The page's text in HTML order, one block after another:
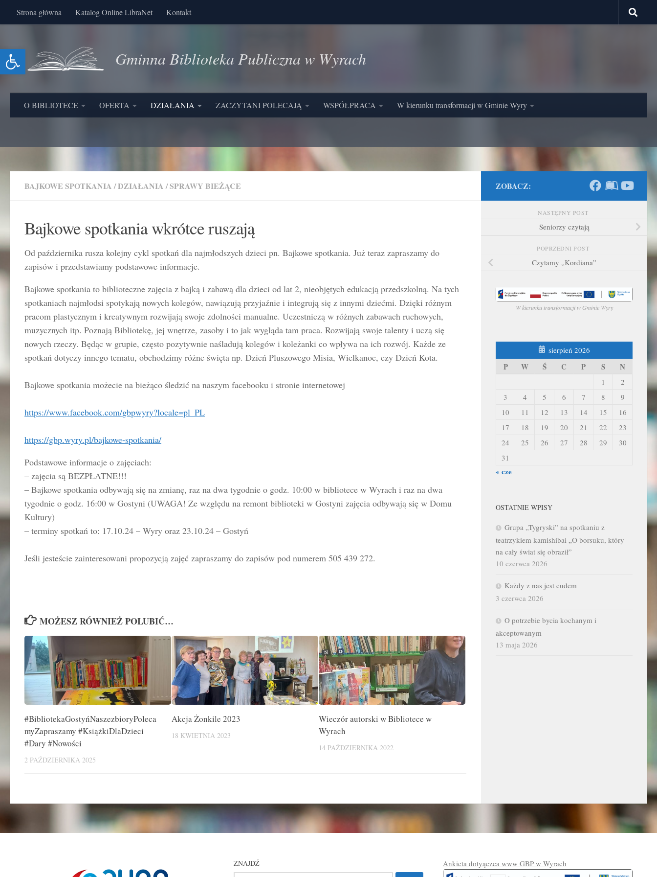
Otwórz pasek narzędzi
Skip to content
Strona główna Katalog Online LibraNet Kontakt
Gminna Biblioteka Publiczna w Wyrach
O BIBLIOTECE OFERTA DZIAŁANIA ZACZYTANI POLECAJĄ WSPÓŁPRACA W kierunku transformacji w Gminie Wyry
BAJKOWE SPOTKANIA /DZIAŁANIA /SPRAWY BIEŻĄCE
Bajkowe spotkania wkrótce ruszają
Od października rusza kolejny cykl spotkań dla najmłodszych dzieci pn. Bajkowe spotkania. Już teraz zapraszamy do
zapisów i przedstawiamy podstawowe informacje.
Bajkowe spotkania to biblioteczne zajęcia z bajką i zabawą dla dzieci od lat 2, nieobjętych edukacją przedszkolną. Na tych
spotkaniach najmłodsi spotykają nowych kolegów, nawiązują przyjaźnie i integrują się z innymi dziećmi. Dzięki różnym
pracom plastycznym i kreatywnym rozwijają swoje zdolności manualne. Uczestniczą w różnych zabawach ruchowych,
muzycznych itp. Poznają Bibliotekę, jej wnętrze, zasoby i to jak wygląda tam praca. Rozwijają swoje talenty i uczą się
nowych rzeczy. Będąc w grupie, często pozytywnie naśladują kolegów i koleżanki co wpływa na ich rozwój. Każde ze
spotkań dotyczy innego tematu, obchodzimy różne święta np. Dzień Pluszowego Misia, Wielkanoc, czy Dzień Kota.
Bajkowe spotkania możecie na bieżąco śledzić na naszym facebooku i stronie internetowej
https://www.facebook.com/gbpwyry?locale=pl_PL
https://gbp.wyry.pl/bajkowe-spotkania/
Podstawowe informacje o zajęciach:
– zajęcia są BEZPŁATNE!!!
– Bajkowe spotkania odbywają się na zmianę, raz na dwa tygodnie o godz. 10:00 w bibliotece w Wyrach i raz na dwa
tygodnie o godz. 16:00 w Gostyni (UWAGA! Ze względu na remont biblioteki w Gostyni zajęcia odbywają się w Domu
Kultury)
– terminy spotkań to: 17.10.24 – Wyry oraz 23.10.24 – Gostyń
Jeśli jesteście zainteresowani propozycją zajęć zapraszamy do zapisów pod numerem 505 439 272.
MOŻESZ RÓWNIEŻ POLUBIĆ…
#BibliotekaGostyńNaszezbioryPoleca
myZapraszamy #KsiążkiDlaDzieci
#Dary #Nowości
2 PAŹDZIERNIKA 2025
Akcja Żonkile 2023
18 KWIETNIA 2023
Wieczór autorski w Bibliotece w
Wyrach
14 PAŹDZIERNIKA 2022
ZOBACZ:
NASTĘPNY POST
Seniorzy czytają
POPRZEDNI POST
Czytamy „Kordiana”
W kierunku transformacji w Gminie Wyry
sierpień 2026
P W Ś C P S N
1
2
3
4 5 6 7 8
9
10
11 12 13 14 15
16
17
18 19 20 21 22
23
24
25 26 27 28 29
30
31
« cze
OSTATNIE WPISY
Grupa „Tygryski” na spotkaniu z
teatrzykiem kamishibai „O borsuku, który
na cały świat się obraził”
10 czerwca 2026
Każdy z nas jest cudem
3 czerwca 2026
O potrzebie bycia kochanym i
akceptowanym
13 maja 2026
ZNAJDŹ Ankieta dotyączca www GBP w Wyrach